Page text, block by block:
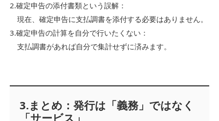
2.確定申告の添付書類という誤解：
現在、確定申告に支払調書を添付する必要はありません。
3.確定申告の計算を自分で行いたくない：
支払調書があれば自分で集計せずに済みます。
3.まとめ：発行は「義務」ではなく
「サービス」